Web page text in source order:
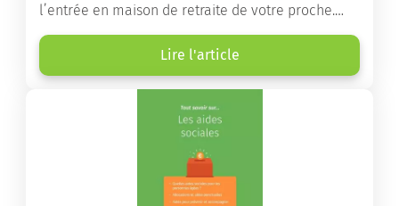
l’entrée en maison de retraite de votre proche.
Vous y trouverez un panorama des différents types
d’établissements ainsi que des conseils pratiques
destinés à orienter les familles et à leur faciliter
Lire l'article